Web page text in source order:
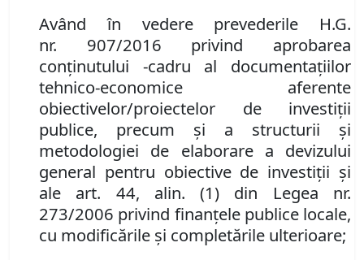
Având în vedere prevederile H.G.
nr. 907/2016 privind aprobarea
conţinutului -cadru al documentaţiilor
tehnico-economice aferente
obiectivelor/proiectelor de investiţii
publice, precum şi a structurii şi
metodologiei de elaborare a devizului
general pentru obiective de investiţii şi
ale art. 44, alin. (1) din Legea nr.
273/2006 privind finanţele publice locale,
cu modificările şi completările ulterioare;